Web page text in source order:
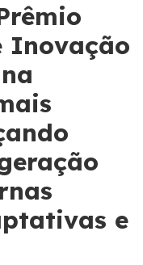
Inovação
e